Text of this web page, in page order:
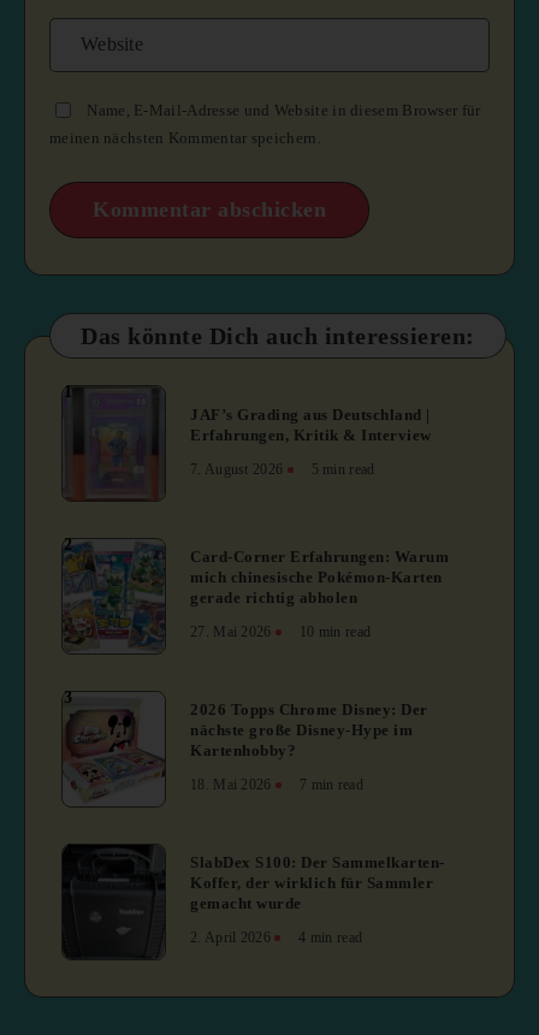
Name, E-Mail-Adresse und Website in diesem Browser für
meinen nächsten Kommentar speichern.
Das könnte Dich auch interessieren:
1
JAF’s Grading aus Deutschland |
Erfahrungen, Kritik & Interview
7. August 2026 5 min read
2
Card-Corner Erfahrungen: Warum
mich chinesische Pokémon-Karten
gerade richtig abholen
27. Mai 2026 10 min read
3
2026 Topps Chrome Disney: Der
nächste große Disney-Hype im
Kartenhobby?
18. Mai 2026 7 min read
4
SlabDex S100: Der Sammelkarten-
Koffer, der wirklich für Sammler
gemacht wurde
2. April 2026 4 min read